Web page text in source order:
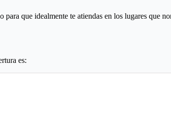
para que idealmente te atiendas en los lugares que
es: